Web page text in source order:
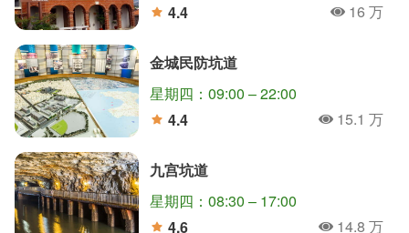
4.4
人氣16 万
金城民防坑道
星期四：09:00 – 22:00
4.4
人氣15.1 万
九宫坑道
星期四：08:30 – 17:00
4.6
14.8 万